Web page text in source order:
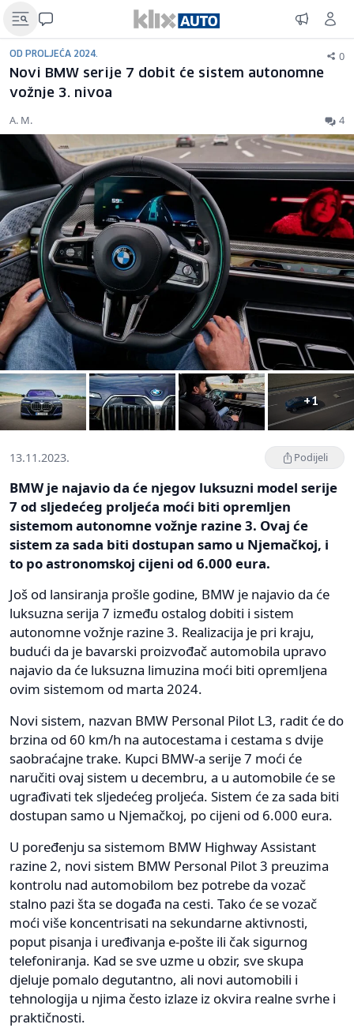
OD PROLJEĆA 2024. 0
Novi BMW serije 7 dobit će sistem autonomne
vožnje 3. nivoa
A. M. 4
+1
13.11.2023. Podijeli
BMW je najavio da će njegov luksuzni model serije
7 od sljedećeg proljeća moći biti opremljen
sistemom autonomne vožnje razine 3. Ovaj će
sistem za sada biti dostupan samo u Njemačkoj, i
to po astronomskoj cijeni od 6.000 eura.
Još od lansiranja prošle godine, BMW je najavio da će
luksuzna serija 7 između ostalog dobiti i sistem
autonomne vožnje razine 3. Realizacija je pri kraju,
budući da je bavarski proizvođač automobila upravo
najavio da će luksuzna limuzina moći biti opremljena
ovim sistemom od marta 2024.
Novi sistem, nazvan BMW Personal Pilot L3, radit će do
brzina od 60 km/h na autocestama i cestama s dvije
saobraćajne trake. Kupci BMW-a serije 7 moći će
naručiti ovaj sistem u decembru, a u automobile će se
ugrađivati tek sljedećeg proljeća. Sistem će za sada biti
dostupan samo u Njemačkoj, po cijeni od 6.000 eura.
U poređenju sa sistemom BMW Highway Assistant
razine 2, novi sistem BMW Personal Pilot 3 preuzima
kontrolu nad automobilom bez potrebe da vozač
stalno pazi šta se događa na cesti. Tako će se vozač
moći više koncentrisati na sekundarne aktivnosti,
poput pisanja i uređivanja e-pošte ili čak sigurnog
telefoniranja. Kad se sve uzme u obzir, sve skupa
djeluje pomalo degutantno, ali novi automobili i
tehnologija u njima često izlaze iz okvira realne svrhe i
praktičnosti.